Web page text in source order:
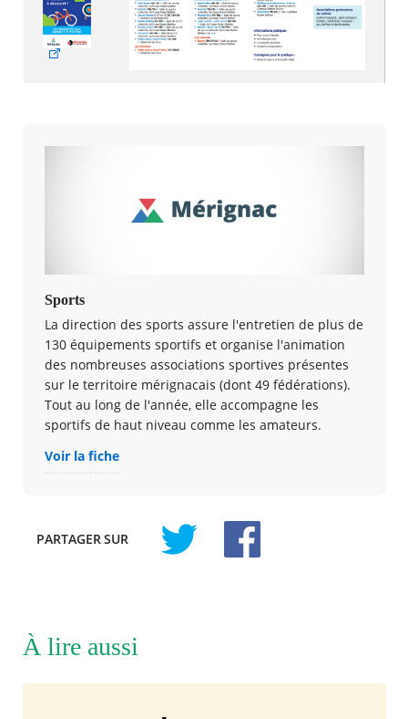
Sports
La direction des sports assure l'entretien de plus de
130 équipements sportifs et organise l'animation
des nombreuses associations sportives présentes
sur le territoire mérignacais (dont 49 fédérations).
Tout au long de l'année, elle accompagne les
sportifs de haut niveau comme les amateurs.
Voir la fiche
PARTAGERSUR
À lire aussi